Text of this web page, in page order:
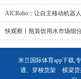
AICRobo：让自主移动机器
快观察丨瓶装饮用水市场细
米兰国际体育app下载,
通、穿梭货架
横梁